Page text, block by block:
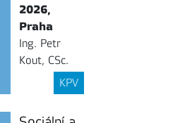
2026,
Praha
Ing. Petr
Kout, CSc.
KPV